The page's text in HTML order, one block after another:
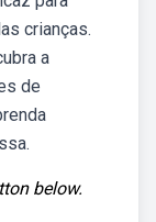
crianças.
a
de
below.